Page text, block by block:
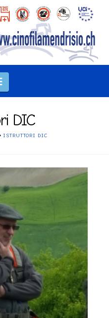
Navigation
DIC
ISTRUTTORI DIC